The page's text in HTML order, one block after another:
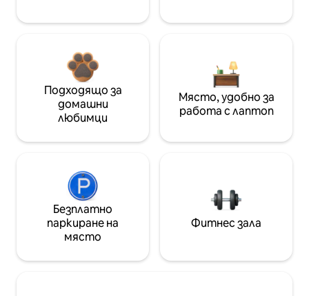
Подходящо за
домашни
любимци
Място, удобно за
работа с лаптоп
Безплатно
паркиране на
място
Фитнес зала